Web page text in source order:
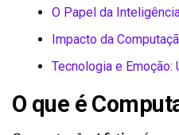
O Papel da
Impacto da
Tecnologia e Emoção:
O que é